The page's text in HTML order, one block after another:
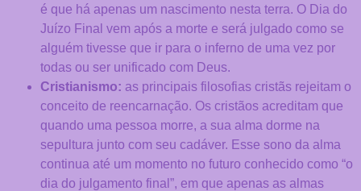
é que há apenas um nascimento nesta terra. O Dia do
Juízo Final vem após a morte e será julgado como se
alguém tivesse que ir para o inferno de uma vez por
todas ou ser unificado com Deus.
Cristianismo: as principais filosofias cristãs rejeitam o
conceito de reencarnação. Os cristãos acreditam que
quando uma pessoa morre, a sua alma dorme na
sepultura junto com seu cadáver. Esse sono da alma
continua até um momento no futuro conhecido como “o
dia do julgamento final”, em que apenas as almas